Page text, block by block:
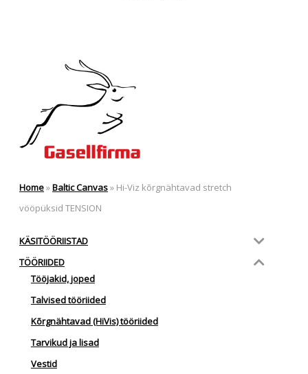
Home»Baltic Canvas» Hi-Viz kõrgnähtavad stretch
vööpüksid TENSION
KÄSITÖÖRIISTAD
TÖÖRIIDED
Tööjakid, joped
Talvised tööriided
Kõrgnähtavad (HiVis) tööriided
Tarvikud ja lisad
Vestid